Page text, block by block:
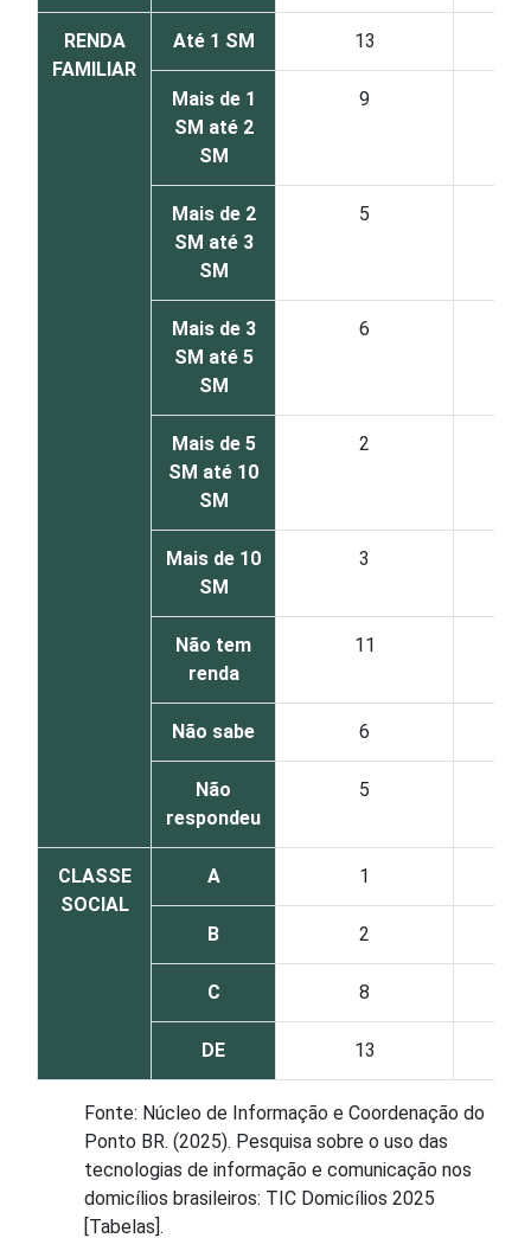
RENDA
FAMILIAR
Até 1 SM 13
Mais de 1
SM até 2
SM
9
Mais de 2
SM até 3
SM
5
Mais de 3
SM até 5
SM
6
Mais de 5
SM até 10
SM
2
Mais de 10
SM
3
Não tem
renda
11
Não sabe 6
Não
respondeu
5
CLASSE
SOCIAL
A 1
B 2
C 8
DE 13
Fonte: Núcleo de Informação e Coordenação do
Ponto BR. (2025). Pesquisa sobre o uso das
tecnologias de informação e comunicação nos
domicílios brasileiros: TIC Domicílios 2025
[Tabelas].